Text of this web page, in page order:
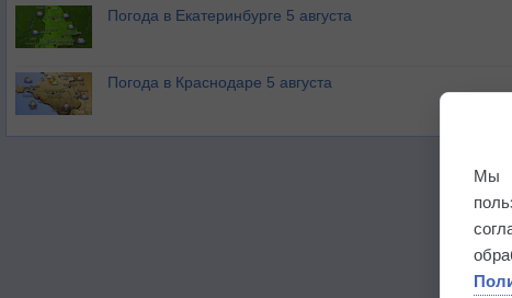
Погода в Екатеринбурге 5 августа
Погода в Краснодаре 5 августа
Мы